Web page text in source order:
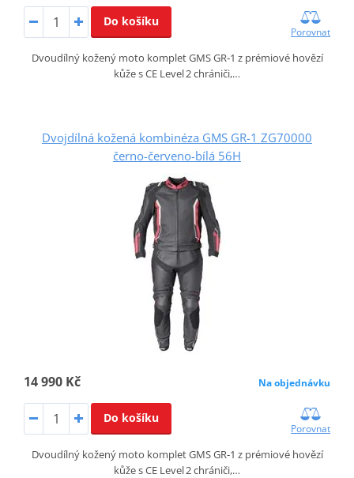
Do košíku
Porovnat
Dvoudílný kožený moto komplet GMS GR‑1 z prémiové hovězí
kůže s CE Level 2 chrániči,…
Dvojdílná kožená kombinéza GMS GR-1 ZG70000
černo-červeno-bílá 56H
14 990 Kč Na objednávku
Do košíku
Porovnat
Dvoudílný kožený moto komplet GMS GR‑1 z prémiové hovězí
kůže s CE Level 2 chrániči,…